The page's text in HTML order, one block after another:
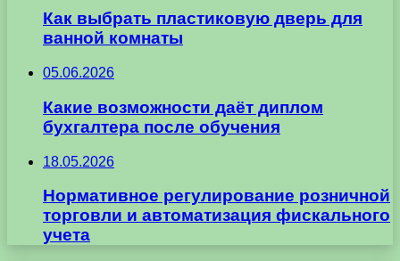
Как выбрать пластиковую дверь для
ванной комнаты
05.06.2026
Какие возможности даёт диплом
бухгалтера после обучения
18.05.2026
Нормативное регулирование розничной
торговли и автоматизация фискального
учета